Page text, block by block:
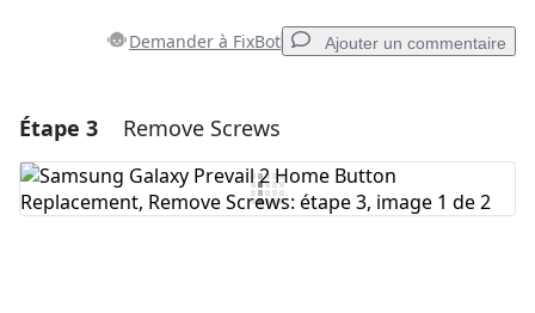
Demander à FixBot Ajouter un commentaire
Ajouter un commentaire
Ajouter un commentaire
Étape 3 Remove Screws